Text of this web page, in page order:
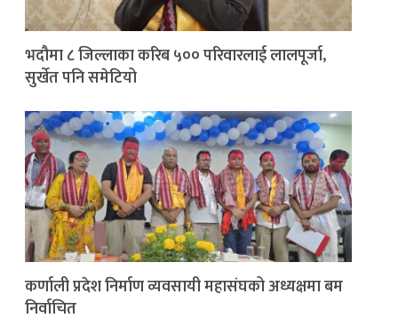
भदौमा ८ जिल्लाका करिब ५०० परिवारलाई लालपूर्जा,
सुर्खेत पनि समेटियो
कर्णाली प्रदेश निर्माण व्यवसायी महासंघको अध्यक्षमा बम
निर्वाचित